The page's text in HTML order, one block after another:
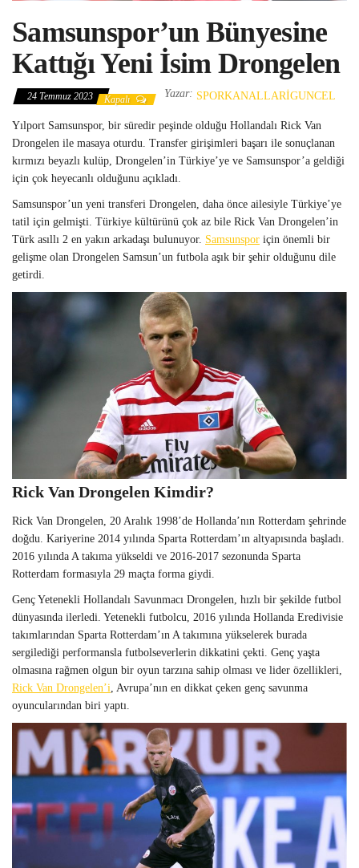
Samsunspor’un Bünyesine
Kattığı Yeni İsim Drongelen
24 Temmuz 2023 Kapalı Yazar: SPORKANALLARIGUNCEL
Yılport Samsunspor, bir süredir peşinde olduğu Hollandalı Rick Van
Drongelen ile masaya oturdu. Transfer girişimleri başarı ile sonuçlanan
kırmızı beyazlı kulüp, Drongelen’in Türkiye’ye ve Samsunspor’a geldiği
için çok heyecanlı olduğunu açıkladı.
Samsunspor’un yeni transferi Drongelen, daha önce ailesiyle Türkiye’ye
tatil için gelmişti. Türkiye kültürünü çok az bile Rick Van Drongelen’in
Türk asıllı 2 en yakın arkadaşı bulunuyor. Samsunspor için önemli bir
gelişme olan Drongelen Samsun’un futbola aşık bir şehir olduğunu dile
getirdi.
Rick Van Drongelen Kimdir?
Rick Van Drongelen, 20 Aralık 1998’de Hollanda’nın Rotterdam şehrinde
doğdu. Kariyerine 2014 yılında Sparta Rotterdam’ın altyapısında başladı.
2016 yılında A takıma yükseldi ve 2016-2017 sezonunda Sparta
Rotterdam formasıyla 29 maçta forma giydi.
Genç Yetenekli Hollandalı Savunmacı Drongelen, hızlı bir şekilde futbol
dünyasında ilerledi. Yetenekli futbolcu, 2016 yılında Hollanda Eredivisie
takımlarından Sparta Rotterdam’ın A takımına yükselerek burada
sergilediği performansla futbolseverlerin dikkatini çekti. Genç yaşta
olmasına rağmen olgun bir oyun tarzına sahip olması ve lider özellikleri,
Rick Van Drongelen’i, Avrupa’nın en dikkat çeken genç savunma
oyuncularından biri yaptı.